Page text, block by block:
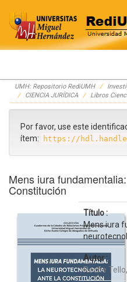
Skip
navigation
UMH: Repositorio RediUMH
CIENCIA JURÍDICA
Libros
Por favor, use este
ítem:
https://
Mens iura
Constitución
Título :
Mens iura
Autor :
Reche